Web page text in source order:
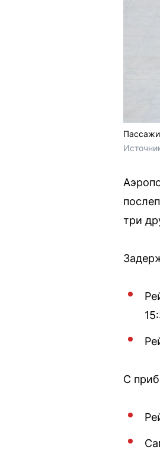
три
С